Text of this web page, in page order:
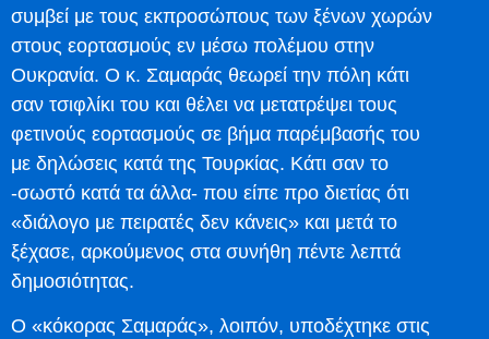
συμβεί με τους εκπροσώπους των ξένων χωρών
στους εορτασμούς εν μέσω πολέμου στην
Ουκρανία. Ο κ. Σαμαράς θεωρεί την πόλη κάτι
σαν τσιφλίκι του και θέλει να μετατρέψει τους
φετινούς εορτασμούς σε βήμα παρέμβασής του
με δηλώσεις κατά της Τουρκίας. Κάτι σαν το
-σωστό κατά τα άλλα- που είπε προ διετίας ότι
«διάλογο με πειρατές δεν κάνεις» και μετά το
ξέχασε, αρκούμενος στα συνήθη πέντε λεπτά
δημοσιότητας.
Ο «κόκορας Σαμαράς», λοιπόν, υποδέχτηκε στις